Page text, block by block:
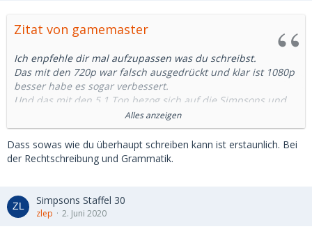
Zitat von gamemaster
Ich enpfehle dir mal aufzupassen was du schreibst.
Das mit den 720p war falsch ausgedrückt und klar ist 1080p
besser habe es sogar verbessert.
Und das mit den 5.1 Ton bezog sich auf die Simpsons und
Also Kollege halt mal den Ball Flach und Chill.
Das sowas wie die hier im Forum schreiben dar ist
Und nun ist das Thema durch und du auf Blockliste.
Alles anzeigen
Dass sowas wie du überhaupt schreiben kann ist erstaunlich. Bei
der Rechtschreibung und Grammatik.
Simpsons Staffel 30
zlep 2. Juni 2020